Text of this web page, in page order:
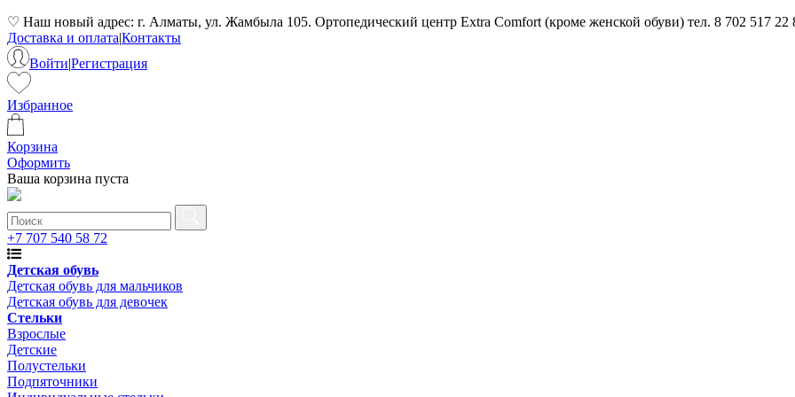
♡ Наш новый адрес: г. Алматы, ул. Жамбыла 105. Ортопедический центр Extra Comfort (кроме женской обуви) тел. 8 702 517 22
Доставка и оплата|Контакты
Войти|Регистрация
Избранное
Корзина
Оформить
Ваша корзина пуста
+7 707 540 58 72
Детская обувь
Детская обувь для мальчиков
Детская обувь для девочек
Стельки
Взрослые
Детские
Полустельки
Подпяточники